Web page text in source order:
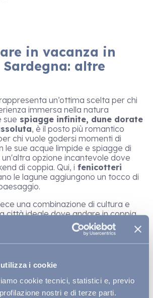
i cookie
cookie tecnici, statistici e, previo
nostri e di terze parti.
in vacanza in
altre
un’ottima scelta per chi
immersa nella natura
sue spiagge infinite, dune dorate
, è il posto più romantico
chi vuole godersi momenti di
le sue acque limpide e spiagge di
opzione incantevole dove
di coppia. Qui, i fenicotteri
le lagune aggiungono un tocco di
una combinazione di cultura e
città ideale dove andare in coppia
e laSella del
romantici dove trascorrere una
magari con una cena a lume di
estive della
per coppie